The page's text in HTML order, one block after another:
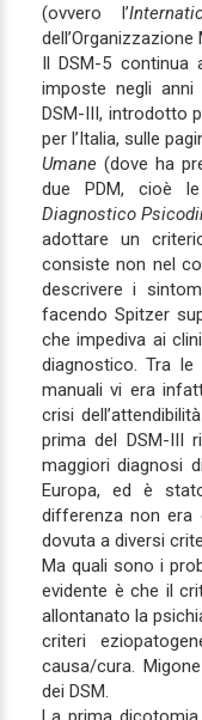
(ovvero l’
dell’Organizzazione
Il DSM-5 continua
imposte negli anni
DSM-III, introdotto
per l’Italia, sulle
Umane (dove ha
due PDM, cioè
Diagnostico
adottare un
consiste non nel
descrivere i
facendo Spitzer
che impediva ai
diagnostico. Tra
manuali vi era
crisi
prima del DSM-III
maggiori diagnosi
Europa, ed è
differenza non era
dovuta a diversi
Ma quali sono i
evidente è che il
allontanato la
criteri
causa/cura.
dei DSM.